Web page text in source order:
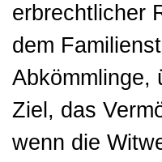
erbrechtlicher
dem
Abkömmlinge,
Ziel, das
wenn die